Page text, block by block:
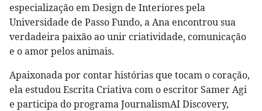
especialização em Design de Interiores pela
Universidade de Passo Fundo, a Ana encontrou sua
verdadeira paixão ao unir criatividade, comunicação
e o amor pelos animais.
Apaixonada por contar histórias que tocam o coração,
ela estudou Escrita Criativa com o escritor Samer Agi
e participa do programa JournalismAI Discovery,